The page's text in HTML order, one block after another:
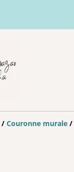
/ Couronne murale /